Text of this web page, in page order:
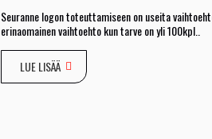
Seuranne logon toteuttamiseen on useita
erinaomainen vaihtoehto kun tarve on yli 100kpl..
LUE LISÄÄ